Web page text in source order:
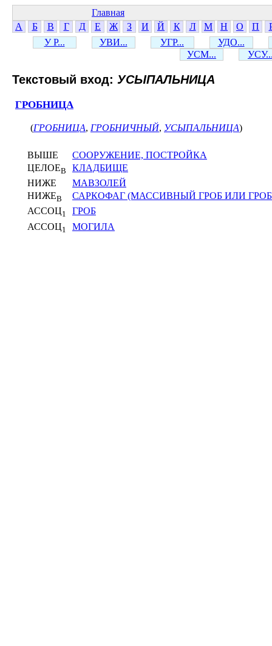
Главная
А
Б В Г Д Е Ж З И Й К Л М Н О П
У Р...
УВИ... УГР...
УДО...
УСМ...
Текстовый вход: УСЫПАЛЬНИЦА
ГРОБНИЦА
(ГРОБНИЦА, ГРОБНИЧНЫЙ, УСЫПАЛЬНИЦА)
ВЫШЕ
СООРУЖЕНИЕ, ПОСТРОЙКА
ЦЕЛОЕВ
КЛАДБИЩЕ
НИЖЕ
МАВЗОЛЕЙ
НИЖЕВ
САРКОФАГ (МАССИВНЫЙ ГРОБ ИЛИ
АССОЦ1
ГРОБ
АССОЦ1 МОГИЛА